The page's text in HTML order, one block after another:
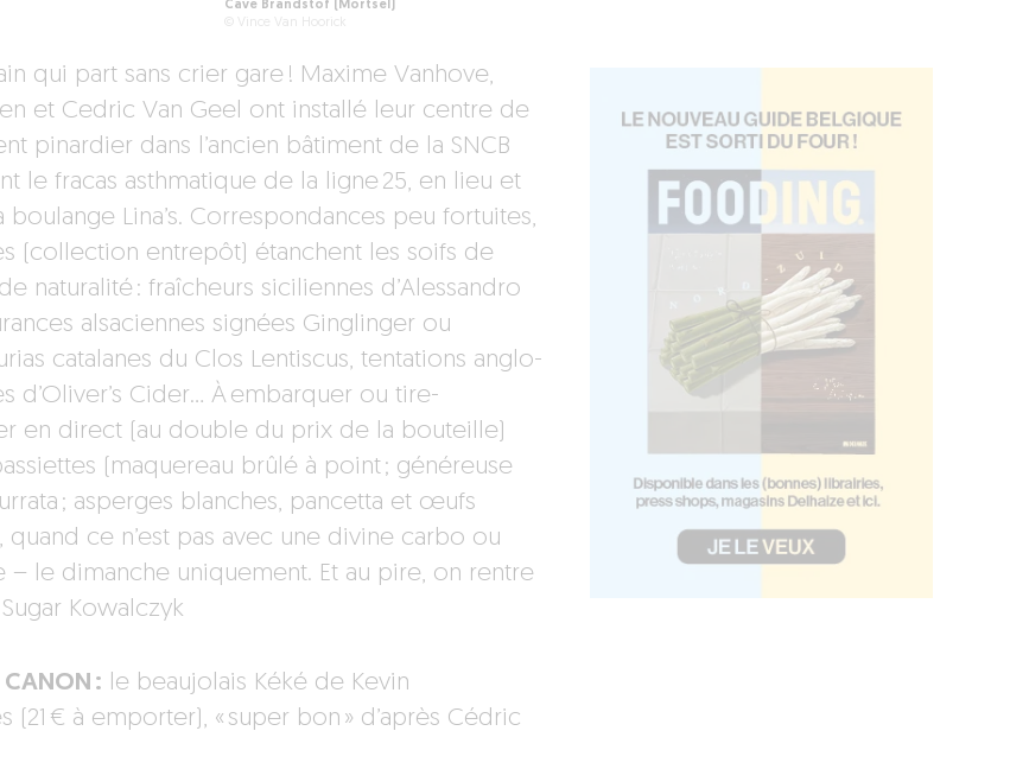
Cave Brandstof (Mortsel)
© Vince Van Hoorick
qui part sans crier gare ! Maxime Vanhove,
et Cedric Van Geel ont installé leur centre de
pinardier dans l’ancien bâtiment de la SNCB
le fracas asthmatique de la ligne 25, en lieu et
boulange Lina’s. Correspondances peu fortuites,
(collection entrepôt) étanchent les soifs de
naturalité : fraîcheurs siciliennes d’Alessandro
alsaciennes signées Ginglinger ou
catalanes du Clos Lentiscus, tentations anglo-
d’Oliver’s Cider… À embarquer ou tire-
en direct (au double du prix de la bouteille)
(maquereau brûlé à point ; généreuse
; asperges blanches, pancetta et œufs
quand ce n’est pas avec une divine carbo ou
– le dimanche uniquement. Et au pire, on rentre
Kowalczyk
CANON : le beaujolais Kéké de Kevin
(21 € à emporter), « super bon » d’après Cédric